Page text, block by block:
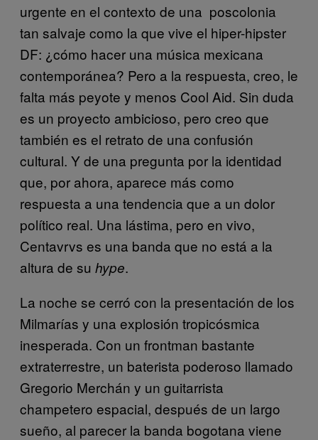
urgente en el contexto de una poscolonia
tan salvaje como la que vive el hiper-hipster
DF: ¿cómo hacer una música mexicana
contemporánea? Pero a la respuesta, creo, le
falta más peyote y menos Cool Aid. Sin duda
es un proyecto ambicioso, pero creo que
también es el retrato de una confusión
cultural. Y de una pregunta por la identidad
que, por ahora, aparece más como
respuesta a una tendencia que a un dolor
político real. Una lástima, pero en vivo,
Centavrvs es una banda que no está a la
altura de su hype.
La noche se cerró con la presentación de los
Milmarías y una explosión tropicósmica
inesperada. Con un frontman bastante
extraterrestre, un baterista poderoso llamado
Gregorio Merchán y un guitarrista
champetero espacial, después de un largo
sueño, al parecer la banda bogotana viene